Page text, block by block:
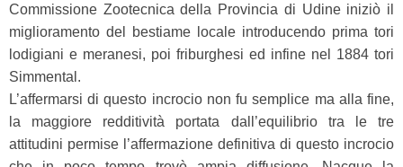
Commissione Zootecnica della Provincia di Udine iniziò il
miglioramento del bestiame locale introducendo prima tori
lodigiani e meranesi, poi friburghesi ed infine nel 1884 tori
Simmental.
L’affermarsi di questo incrocio non fu semplice ma alla fine,
la maggiore redditività portata dall’equilibrio tra le tre
attitudini permise l’affermazione definitiva di questo incrocio